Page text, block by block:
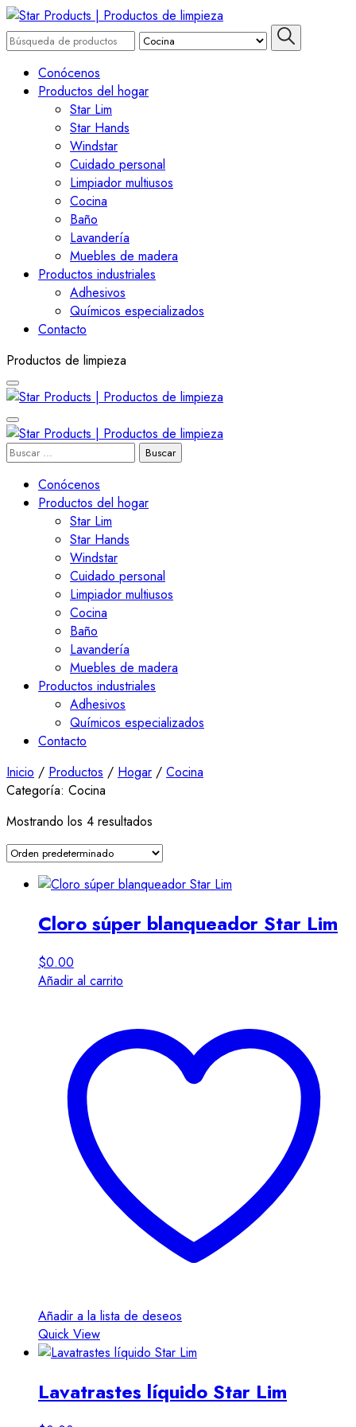
Saltar
al
contenido
(presiona
Intro)
Star Products | Productos
de limpieza
Buscar
por:
Conócenos
Productos del hogar
Star Lim
Star Hands
Windstar
Cuidado personal
Limpiador multiusos
Cocina
Baño
Lavandería
Muebles de madera
Productos industriales
Adhesivos
Químicos especializados
Contacto
Productos de limpieza
Star Products | Productos
de limpieza
Star Products | Productos
de limpieza
Buscar:
Conócenos
Productos del hogar
Star Lim
Star Hands
Windstar
Cuidado personal
Limpiador multiusos
Cocina
Baño
Lavandería
Muebles de madera
Productos industriales
Adhesivos
Químicos especializados
Contacto
Inicio / Productos / Hogar / Cocina
Categoría: Cocina
Mostrando los 4 resultados
Cloro súper blanqueador Star Lim
$0.00
Añadir al carrito
Añadir a la lista de deseos
Quick View
Lavatrastes líquido Star Lim